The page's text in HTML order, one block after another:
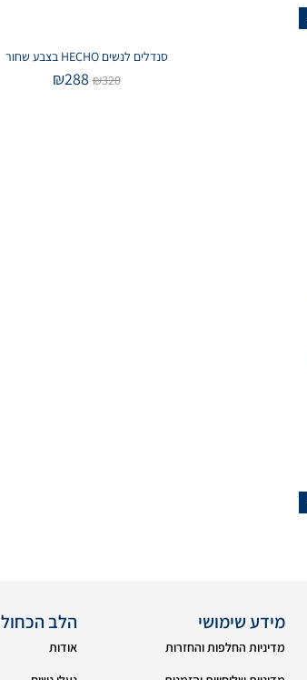
סנדלים לנשים HECHO בצבע שחור
₪320
₪288
מידע שימושי
מדיניות החלפות והחזרות
הלב הכחול
אודות